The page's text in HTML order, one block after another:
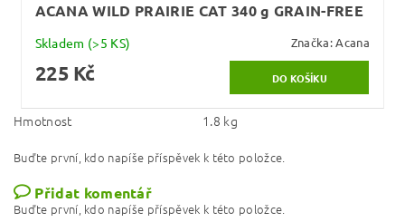
ACANA WILD PRAIRIE CAT 340 g GRAIN-FREE
Skladem (>5 KS) Značka:Acana
225 Kč
Hmotnost 1.8 kg
Buďte první, kdo napíše příspěvek k této položce.
Přidat komentář
Buďte první, kdo napíše příspěvek k této položce.